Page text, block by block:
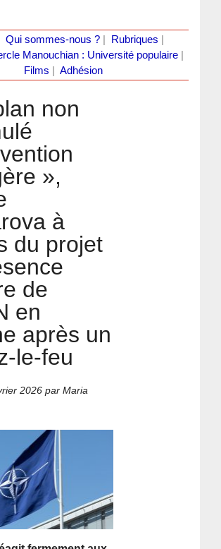
Qui sommes-nous ?| Rubriques
Manouchian : Université populaire
Films
Adhésion
non
»,
à
du projet
de
en
après un
le-feu
2026 par Maria